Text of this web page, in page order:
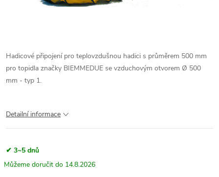
Hadicové připojení pro teplovzdušnou hadici s průměrem 500 mm
pro topidla značky BIEMMEDUE se vzduchovým otvorem Ø 500
mm - typ 1.
Detailní informace
✔ 3~5 dnů
14.8.2026